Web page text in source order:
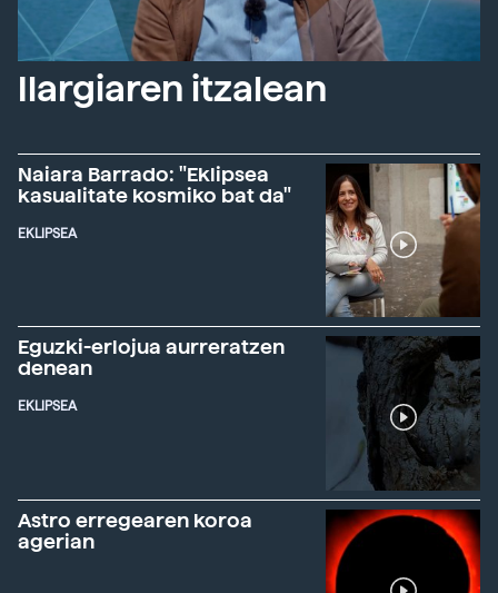
Ilargiaren itzalean
Naiara Barrado: "Eklipsea
kasualitate kosmiko bat da"
EKLIPSEA
Eguzki-erlojua aurreratzen
denean
EKLIPSEA
Astro erregearen koroa
agerian